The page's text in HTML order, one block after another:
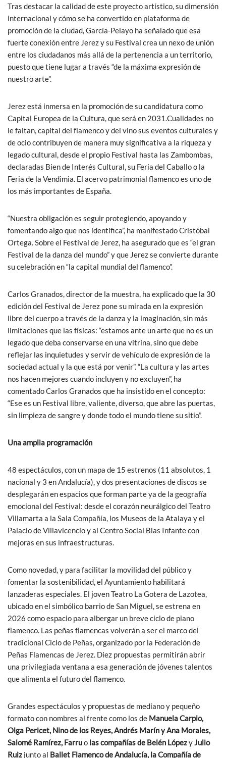
Tras destacar la calidad de este proyecto artístico, su dimensión
internacional y cómo se ha convertido en plataforma de
promoción de la ciudad, García-Pelayo ha señalado que esa
fuerte conexión entre Jerez y su Festival crea un nexo de unión
entre los ciudadanos más allá de la pertenencia a un territorio,
puesto que tiene lugar a través “de la máxima expresión de
nuestro arte”.
Jerez está inmersa en la promoción de su candidatura como
Capital Europea de la Cultura, que será en 2031.Cualidades no
le faltan, capital del flamenco y del vino sus eventos culturales y
de ocio contribuyen de manera muy significativa a la riqueza y
legado cultural, desde el propio Festival hasta las Zambombas,
declaradas Bien de Interés Cultural, su Feria del Caballo o la
Feria de la Vendimia. El acervo patrimonial flamenco es uno de
los más importantes de España.
“Nuestra obligación es seguir protegiendo, apoyando y
fomentando algo que nos identifica”, ha manifestado Cristóbal
Ortega. Sobre el Festival de Jerez, ha asegurado que es “el gran
Festival de la danza del mundo” y que Jerez se convierte durante
su celebración en “la capital mundial del flamenco”.
Carlos Granados, director de la muestra, ha explicado que la 30
edición del Festival de Jerez pone su mirada en la expresión
libre del cuerpo a través de la danza y la imaginación, sin más
limitaciones que las físicas: “estamos ante un arte que no es un
legado que deba conservarse en una vitrina, sino que debe
reflejar las inquietudes y servir de vehículo de expresión de la
sociedad actual y la que está por venir”. “La cultura y las artes
nos hacen mejores cuando incluyen y no excluyen”, ha
comentado Carlos Granados que ha insistido en el concepto:
“Ese es un Festival libre, valiente, diverso, que abre las puertas,
sin limpieza de sangre y donde todo el mundo tiene su sitio”.
Una amplia programación
48 espectáculos, con un mapa de 15 estrenos (11 absolutos, 1
nacional y 3 en Andalucía), y dos presentaciones de discos se
desplegarán en espacios que forman parte ya de la geografía
emocional del Festival: desde el corazón neurálgico del Teatro
Villamarta a la Sala Compañía, los Museos de la Atalaya y el
Palacio de Villavicencio y al Centro Social Blas Infante con
mejoras en sus infraestructuras.
Como novedad, y para facilitar la movilidad del público y
fomentar la sostenibilidad, el Ayuntamiento habilitará
lanzaderas especiales. El joven Teatro La Gotera de Lazotea,
ubicado en el simbólico barrio de San Miguel, se estrena en
2026 como espacio para albergar un breve ciclo de piano
flamenco. Las peñas flamencas volverán a ser el marco del
tradicional Ciclo de Peñas, organizado por la Federación de
Peñas Flamencas de Jerez. Diez propuestas permitirán abrir
una privilegiada ventana a esa generación de jóvenes talentos
que alimenta el futuro del flamenco.
Grandes espectáculos y propuestas de mediano y pequeño
formato con nombres al frente como los de Manuela Carpio,
Olga Pericet, Nino de los Reyes, Andrés Marín y Ana Morales,
Salomé Ramírez, Farruo las compañías de Belén LópezyJulio
Ruiz junto al Ballet Flamenco de Andalucía, la Compañía de